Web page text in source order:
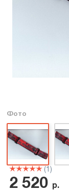
Фото
(1)
2 520 р.